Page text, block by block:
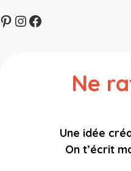
Pinterest
Instagram
Facebook
Ne
Une idée
On t’écrit